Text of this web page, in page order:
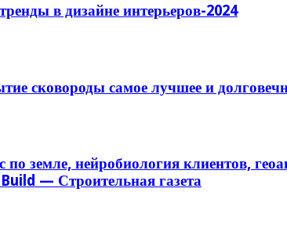
в дизайне интерьеров-2024
сковороды самое лучшее и
по земле, нейробиология клиентов,
— Строительная газета